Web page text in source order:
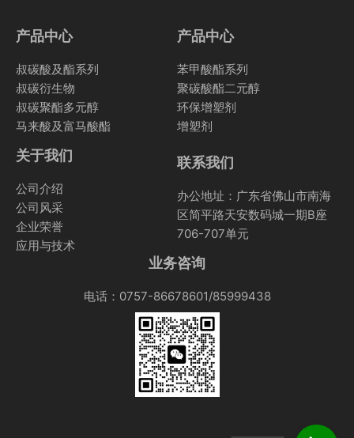
产品中心
叔碳酸及酯系列
叔碳衍生物
叔碳聚酯多元醇
马来酸及富马酸酯
产品中心
苯甲酸酯系列
聚碳酸酯二元醇
环保增塑剂
增塑剂
关于我们
公司介绍
公司风采
企业荣誉
应用与技术
联系我们
办公地址：广东省佛山市南海
区简平路天安数码城一期B座
706-707单元
业务咨询
电话：0757-86678601/85999438